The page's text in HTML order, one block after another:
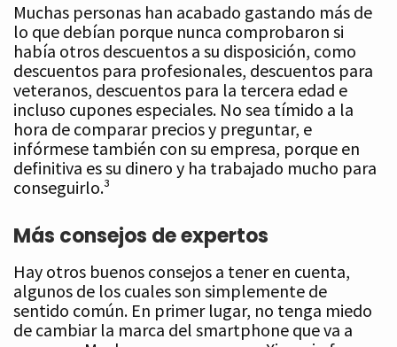
Muchas personas han acabado gastando más de
lo que debían porque nunca comprobaron si
había otros descuentos a su disposición, como
descuentos para profesionales, descuentos para
veteranos, descuentos para la tercera edad e
incluso cupones especiales. No sea tímido a la
hora de comparar precios y preguntar, e
infórmese también con su empresa, porque en
definitiva es su dinero y ha trabajado mucho para
conseguirlo.³
Más consejos de expertos
Hay otros buenos consejos a tener en cuenta,
algunos de los cuales son simplemente de
sentido común. En primer lugar, no tenga miedo
de cambiar la marca del smartphone que va a